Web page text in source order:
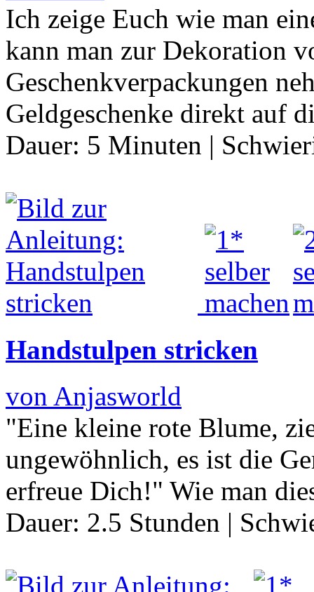
Ich zeige Euch wie man
kann man zur Dekoration
Geschenkverpackungen
Geldgeschenke direkt auf
Dauer: 5 Minuten |
Handstulpen stricken
von Anjasworld
"Eine kleine rote Blume,
ungewöhnlich, es ist die
erfreue Dich!" Wie man
Dauer: 2.5 Stunden |